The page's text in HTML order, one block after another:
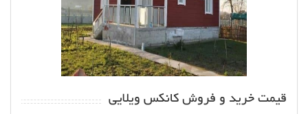
قیمت خرید و فروش کانکس ویلایی